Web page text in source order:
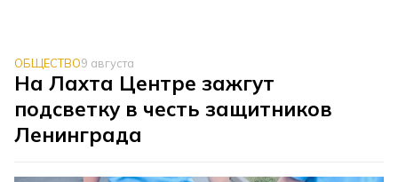
ОБЩЕСТВО9 августа
На Лахта Центре зажгут
подсветку в честь защитников
Ленинграда